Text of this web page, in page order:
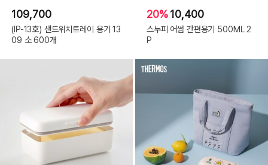
109,700
(IP-13호) 샌드위치트레이 용기 13
09 소 600개
20%10,400
스누피 어썸 간편용기 500ML 2
P